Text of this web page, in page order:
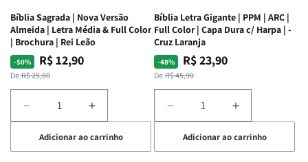
da
Bíblia
Equipe
teológica
Penkal
da
Bíblia
Penkal
Bíblia Sagrada | Nova Versão
Almeida | Letra Média & Full Color
| Brochura | Rei Leão
-50%
Preço
normal
De:R$ 25,80
Preço
promocional
R$ 12,90
Diminuir
a
quantidade
de
Aumentar
a
quantidade
de
Adicionar ao carrinho
Bíblia Letra Gigante | PPM | ARC |
Full Color | Capa Dura c/ Harpa | -
Cruz Laranja
-48%
Preço
normal
De:R$ 45,90
Preço
promocional
R$ 23,90
Diminuir
a
quantidade
de
Aumentar
a
quantidade
de
Adicionar ao carrinho